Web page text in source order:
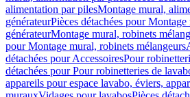
alimentation par pilesMontage mural,
générateurPièces détachées pour
générateurMontage mural, robinets
pour Montage mural, robinets mélangeurs
détachées pour AccessoiresPour
détachées pour Pour robinetteries de
appareils pour espace lavabo, éviers,